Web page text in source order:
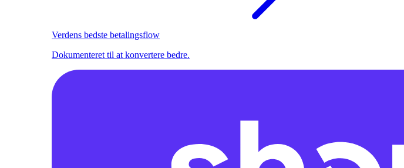
Verdens bedste betalingsflow
Dokumenteret til at konvertere bedre.